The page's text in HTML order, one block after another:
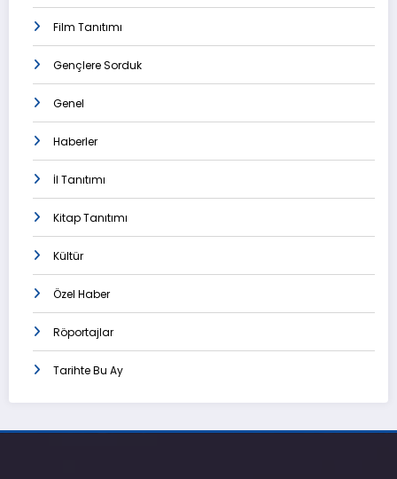
Film Tanıtımı
Gençlere Sorduk
Genel
Haberler
İl Tanıtımı
Kitap Tanıtımı
Kültür
Özel Haber
Röportajlar
Tarihte Bu Ay